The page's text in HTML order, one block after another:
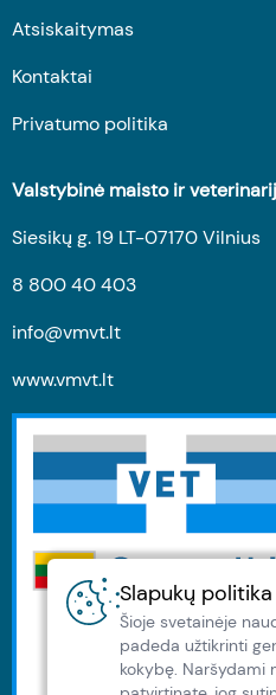
Slapukų politika
Šioje svetainėje
padeda užtikrinti
kokybę. Naršydami
Atsiskaitymas
Kontaktai
Privatumo politika
Valstybinė maisto ir
Siesikų g. 19 LT-07170 Vilnius
8 800 40 403
info@vmvt.lt
www.vmvt.lt